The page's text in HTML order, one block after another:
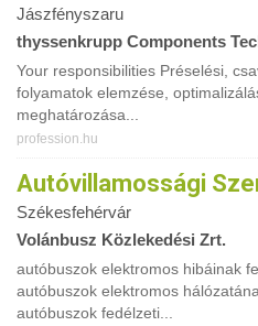
Jászfényszaru
thyssenkrupp Components
Your responsibilities Préselési,
folyamatok elemzése,
meghatározása...
profession.hu
Autóvillamossági
Székesfehérvár
Volánbusz Közlekedési Zrt.
autóbuszok elektromos hibáinak
autóbuszok elektromos
autóbuszok fedélzeti...